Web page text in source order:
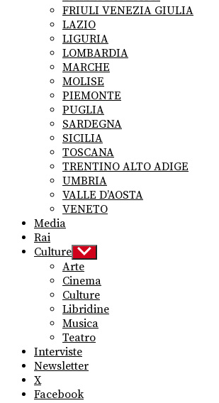
FRIULI VENEZIA GIULIA
LAZIO
LIGURIA
LOMBARDIA
MARCHE
MOLISE
PIEMONTE
PUGLIA
SARDEGNA
SICILIA
TOSCANA
TRENTINO ALTO ADIGE
UMBRIA
VALLE D’AOSTA
VENETO
Media
Rai
Culture Show
sub
menu
Arte
Cinema
Culture
Libridine
Musica
Teatro
Interviste
Newsletter
X
Facebook